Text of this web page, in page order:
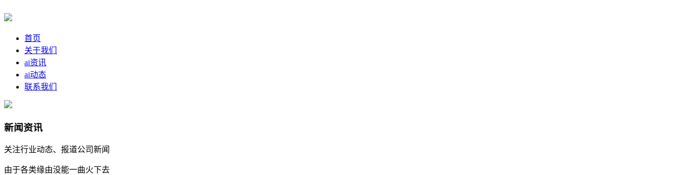
首页
关于我们
ai资讯
ai动态
联系我们
新闻资讯
关注行业动态、报道公司新闻
由于各类缘由没能一曲火下去